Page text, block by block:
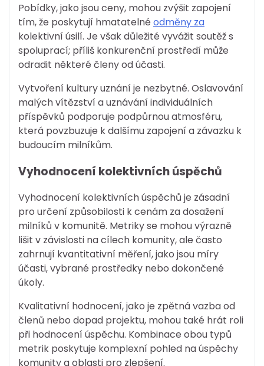
Pobídky, jako jsou ceny, mohou zvýšit zapojení
tím, že poskytují hmatatelné odměny za
kolektivní úsilí. Je však důležité vyvážit soutěž s
spoluprací; příliš konkurenční prostředí může
odradit některé členy od účasti.
Vytvoření kultury uznání je nezbytné. Oslavování
malých vítězství a uznávání individuálních
příspěvků podporuje podpůrnou atmosféru,
která povzbuzuje k dalšímu zapojení a závazku k
budoucím milníkům.
Vyhodnocení kolektivních úspěchů
Vyhodnocení kolektivních úspěchů je zásadní
pro určení způsobilosti k cenám za dosažení
milníků v komunitě. Metriky se mohou výrazně
lišit v závislosti na cílech komunity, ale často
zahrnují kvantitativní měření, jako jsou míry
účasti, vybrané prostředky nebo dokončené
úkoly.
Kvalitativní hodnocení, jako je zpětná vazba od
členů nebo dopad projektu, mohou také hrát roli
při hodnocení úspěchu. Kombinace obou typů
metrik poskytuje komplexní pohled na úspěchy
komunity a oblasti pro zlepšení.